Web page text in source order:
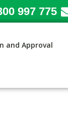
997 775
and Approval